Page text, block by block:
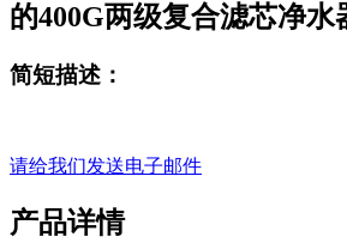
的400G两级复合滤芯净
简短描述：
请给我们发送电子邮件
产品详情